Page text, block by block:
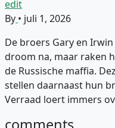
edit
By • juli 1, 2026
De broers Gary en
droom na, maar raken
de Russische maffia.
stellen daarnaast hun
Verraad loert immers
comments